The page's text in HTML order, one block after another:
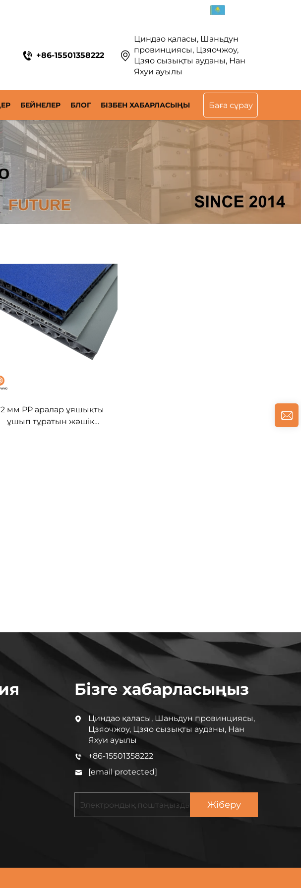
+86-15501358222
Циндао қаласы, Шаньдун
провинциясы, Цзяочжоу,
Цзяо сызықты ауданы, Нан
Яхуи ауылы
БЕЙНЕЛЕР БЛОГ БІЗБЕН ХАБАРЛАСЫҢЫ Баға сұрау
мм PP аралар ұяшықты
ұшып тұратын жәшік
Бізге хабарласыңыз
Циндао қаласы, Шаньдун провинциясы,
Цзяочжоу, Цзяо сызықты ауданы, Нан
Яхуи ауылы
+86-15501358222
[email protected]
Жіберу